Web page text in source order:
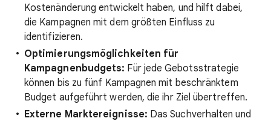
Kostenänderung entwickelt haben, und hilft dabei,
die Kampagnen mit dem größten Einfluss zu
identifizieren.
Optimierungsmöglichkeiten für
Kampagnenbudgets: Für jede Gebotsstrategie
können bis zu fünf Kampagnen mit beschränktem
Budget aufgeführt werden, die ihr Ziel übertreffen.
Externe Marktereignisse: Das Suchverhalten und